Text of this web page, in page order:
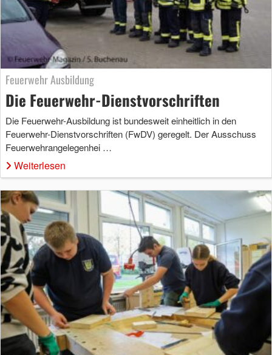
Feuerwehr Ausbildung
Die Feuerwehr-Dienstvorschriften
Die Feuerwehr-Ausbildung ist bundesweit einheitlich in den
Feuerwehr-Dienstvorschriften (FwDV) geregelt. Der Ausschuss
Feuerwehrangelegenhei …
Weiterlesen